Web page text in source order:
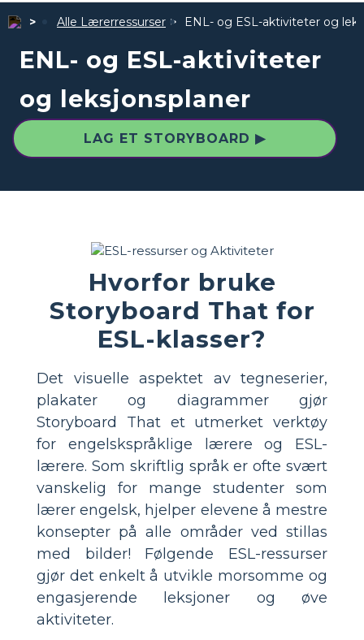
Alle Lærerressurser ENL- og ESL-aktiviteter og
ENL- og ESL-aktiviteter
og leksjonsplaner
LAG ET STORYBOARD ▶
Hvorfor bruke
Storyboard That for
ESL-klasser?
Det visuelle aspektet av tegneserier,
plakater og diagrammer gjør
Storyboard That et utmerket verktøy
for engelskspråklige lærere og ESL-
lærere. Som skriftlig språk er ofte svært
vanskelig for mange studenter som
lærer engelsk, hjelper elevene å mestre
konsepter på alle områder ved stillas
med bilder! Følgende ESL-ressurser
gjør det enkelt å utvikle morsomme og
engasjerende leksjoner og øve
aktiviteter.